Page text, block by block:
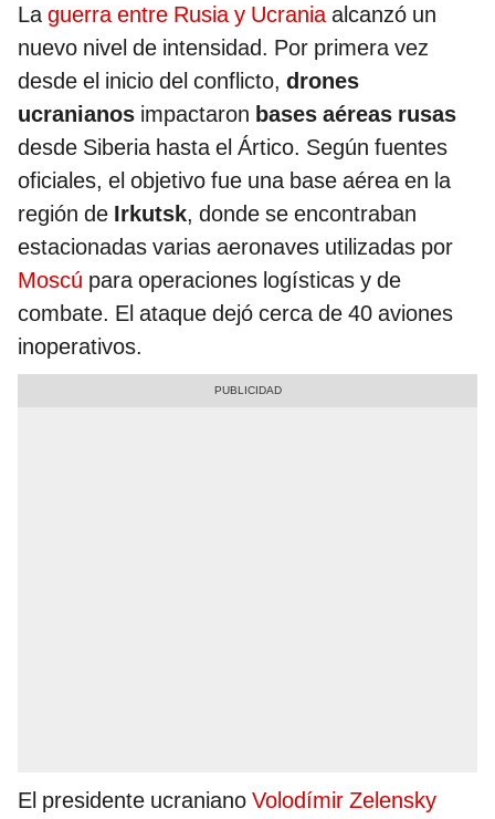
Laguerra entre Rusia y Ucraniaalcanzó un
nuevo nivel de intensidad. Por primera vez
desde el inicio del conflicto, drones
ucranianos impactaron bases aéreas rusas
desde Siberia hasta el Ártico. Según fuentes
oficiales, el objetivo fue una base aérea en la
región de Irkutsk, donde se encontraban
estacionadas varias aeronaves utilizadas por
Moscú para operaciones logísticas y de
combate. El ataque dejó cerca de 40 aviones
inoperativos.
El presidente ucraniano Volodímir Zelensky